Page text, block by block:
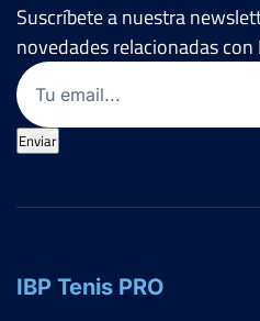
Suscríbete a nuestra
novedades relacionadas con
Email
Enviar
IBP Tenis PRO